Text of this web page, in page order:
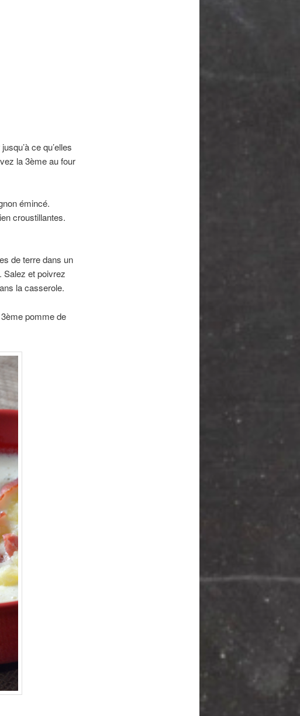
ce qu’elles
la 3ème au four
émincé.
croustillantes.
de terre dans un
Salez et poivrez
la casserole.
pomme de